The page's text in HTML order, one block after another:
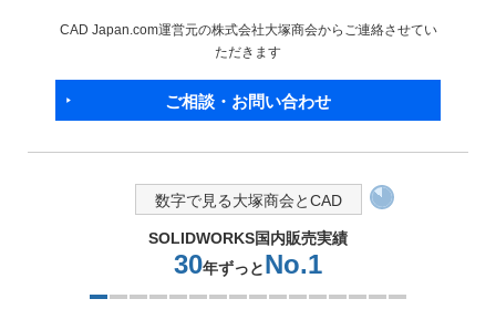
CAD Japan.com運営元の株式会社大塚商会からご連絡させてい
ただきます
ご相談・お問い合わせ
数字で見る大塚商会とCAD
SOLIDWORKS国内販売実績
30年ずっとNo.1